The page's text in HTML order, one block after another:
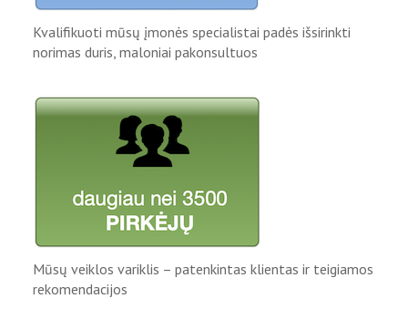
Kvalifikuoti mūsų įmonės specialistai padės išsirinkti
norimas duris, maloniai pakonsultuos
Mūsų veiklos variklis – patenkintas klientas ir teigiamos
rekomendacijos